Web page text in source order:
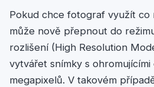
Pokud chce fotograf využít co
může nově přepnout do
rozlišení (High Resolution
vytvářet snímky s ohromujícími
megapixelů. V takovém